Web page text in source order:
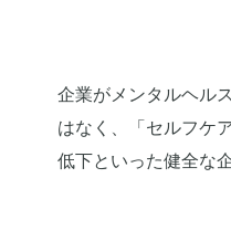
企業がメンタルヘル
はなく、「セルフケ
低下といった健全な